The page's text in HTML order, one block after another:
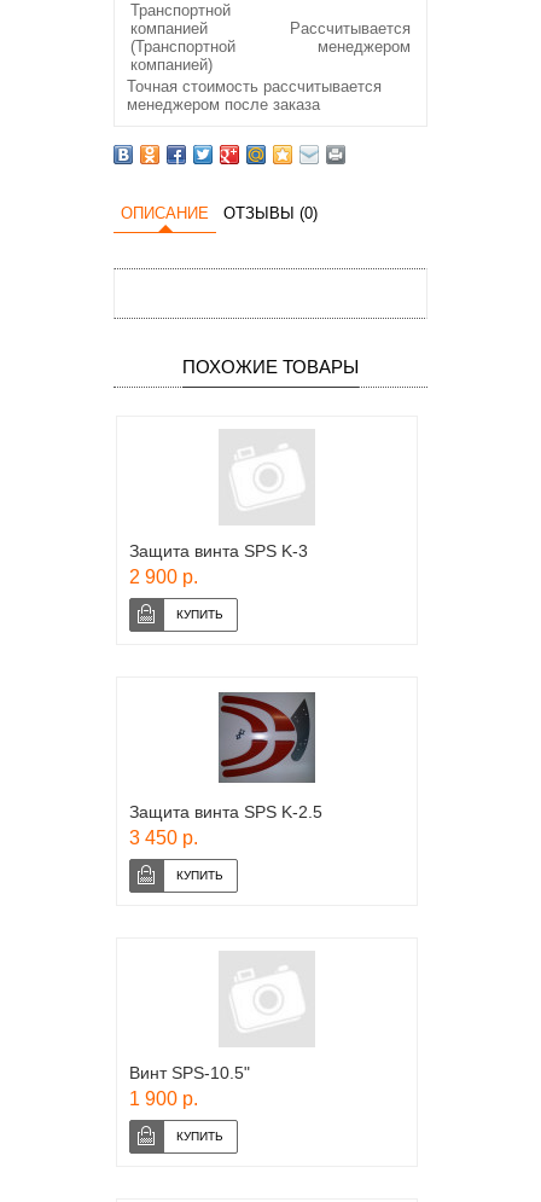
Транспортной
компанией
(Транспортной
компанией)
Рассчитывается
менеджером
Точная стоимость рассчитывается
менеджером после заказа
ОПИСАНИЕ ОТЗЫВЫ (0)
ПОХОЖИЕ ТОВАРЫ
Защита винта SPS K-3
2 900 р.
Защита винта SPS K-2.5
3 450 р.
Винт SPS-10.5"
1 900 р.